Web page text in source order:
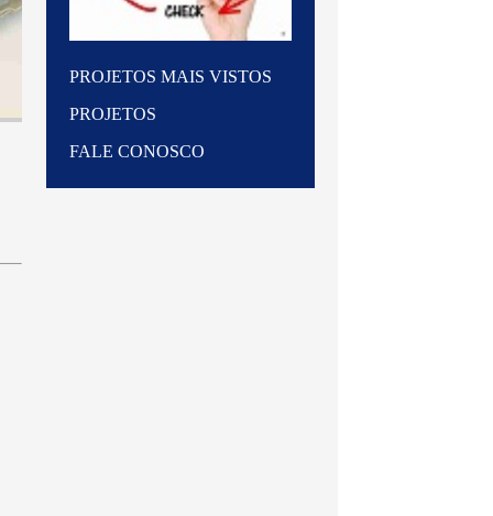
PROJETOS MAIS VISTOS
PROJETOS
FALE CONOSCO